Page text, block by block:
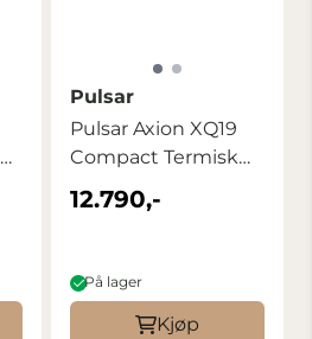
Pulsar
Pulsar Axion XQ19
Compact Termisk
Monokular
12.790,-
På lager
Kjøp